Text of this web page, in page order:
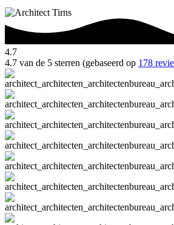
4.7
4.7 van de 5 sterren (gebaseerd op 178